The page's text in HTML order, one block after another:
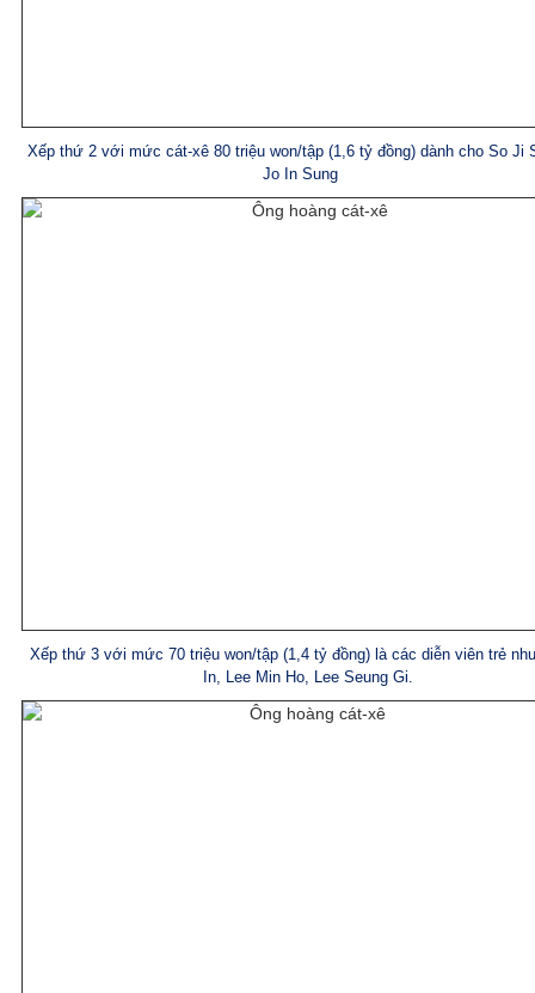
Xếp thứ 2 với mức cát-xê 80 triệu won/tập (1,6 tỷ đồng) dành cho So Ji
Jo In Sung
Xếp thứ 3 với mức 70 triệu won/tập (1,4 tỷ đồng) là các diễn viên trẻ
In, Lee Min Ho, Lee Seung Gi.